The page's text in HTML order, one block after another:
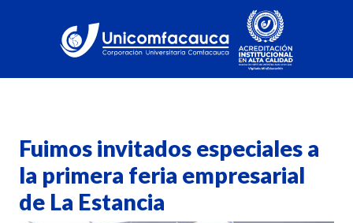
Fuimos invitados especiales a
la primera feria empresarial
de La Estancia